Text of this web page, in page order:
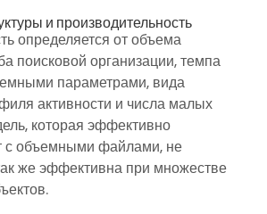
и производительность
определяется от объема
поисковой организации, темпа
параметрами, вида
активности и числа малых
которая эффективно
с объемными файлами, не
же эффективна при множестве